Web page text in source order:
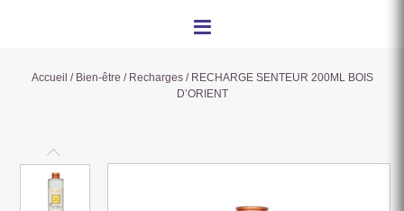
Accueil / Bien-être / Recharges/ RECHARGE SENTEUR 200ML BOIS
D’ORIENT